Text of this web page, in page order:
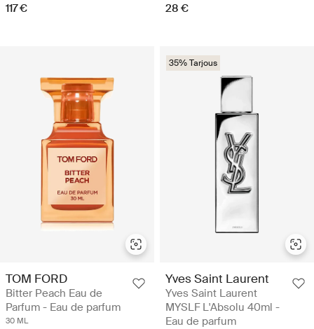
117 € 28 €
TOM FORD
Bitter Peach Eau de
Parfum - Eau de parfum
30 ML
35% Tarjous
Yves Saint Laurent
Yves Saint Laurent
MYSLF L'Absolu 40ml -
Eau de parfum